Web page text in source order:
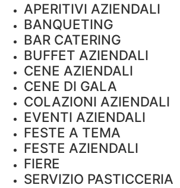
APERITIVI AZIENDALI
BANQUETING
BAR CATERING
BUFFET AZIENDALI
CENE AZIENDALI
CENE DI GALA
COLAZIONI AZIENDALI
EVENTI AZIENDALI
FESTE A TEMA
FESTE AZIENDALI
FIERE
SERVIZIO PASTICCERIA